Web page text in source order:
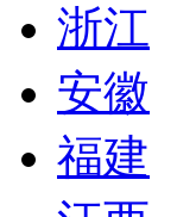
浙江
安徽
福建